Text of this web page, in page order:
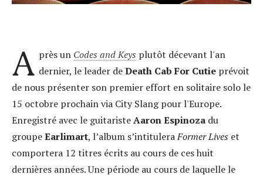
A près un Codes and Keys plutôt décevant l'an
dernier, le leader deDeath Cab For Cutie prévoit
de nous présenter son premier effort en solitaire solo le
15 octobre prochain via City Slang pour l'Europe.
Enregistré avec le guitaristeAaron Espinoza du
groupeEarlimart, l’album s’intituleraFormer Lives et
comportera 12 titres écrits au cours de ces huit
dernières années. Une période au cours de laquelle le